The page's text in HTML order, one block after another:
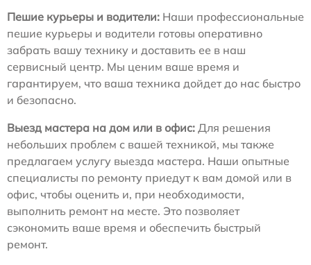
Пешие курьеры и водители: Наши профессиональные
пешие курьеры и водители готовы оперативно
забрать вашу технику и доставить ее в наш
сервисный центр. Мы ценим ваше время и
гарантируем, что ваша техника дойдет до нас быстро
и безопасно.
Выезд мастера на дом или в офис: Для решения
небольших проблем с вашей техникой, мы также
предлагаем услугу выезда мастера. Наши опытные
специалисты по ремонту приедут к вам домой или в
офис, чтобы оценить и, при необходимости,
выполнить ремонт на месте. Это позволяет
сэкономить ваше время и обеспечить быстрый
ремонт.